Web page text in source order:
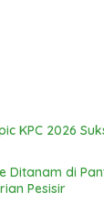
KPC 2026
Ditanam di
Pesisir